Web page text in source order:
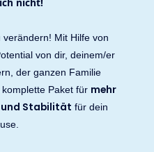
Mit Hilfe von
von dir, deinem/er
der ganzen Familie
Paket für mehr
und Stabilität für dein